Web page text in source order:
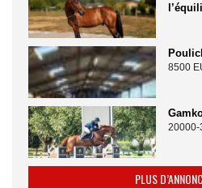
8500
20000-
PLUS